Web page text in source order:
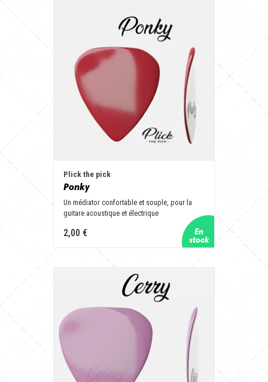
Plick the pick
Ponky
Un médiator confortable et souple, pour la
guitare acoustique et électrique
2,00 €